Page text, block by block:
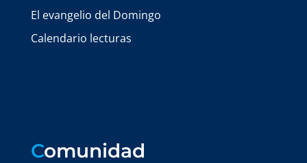
El evangelio del Domingo
Calendario lecturas
Comunidad